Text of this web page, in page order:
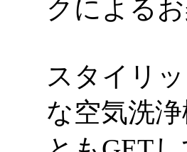
クによる
スタイリ
な空気洗